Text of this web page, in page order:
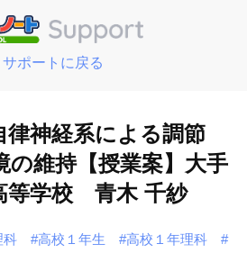
ポートに戻る
神経系による調節
の維持【授業案】大手
等学校 青木 千紗
科 #高校１年生 #高校１年理科
#